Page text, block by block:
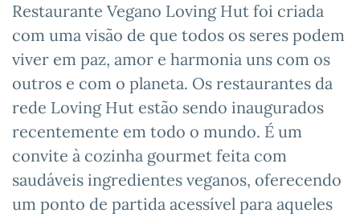
Restaurante Vegano Loving Hut foi criada
com uma visão de que todos os seres podem
viver em paz, amor e harmonia uns com os
outros e com o planeta. Os restaurantes da
rede Loving Hut estão sendo inaugurados
recentemente em todo o mundo. É um
convite à cozinha gourmet feita com
saudáveis ingredientes veganos, oferecendo
um ponto de partida acessível para aqueles